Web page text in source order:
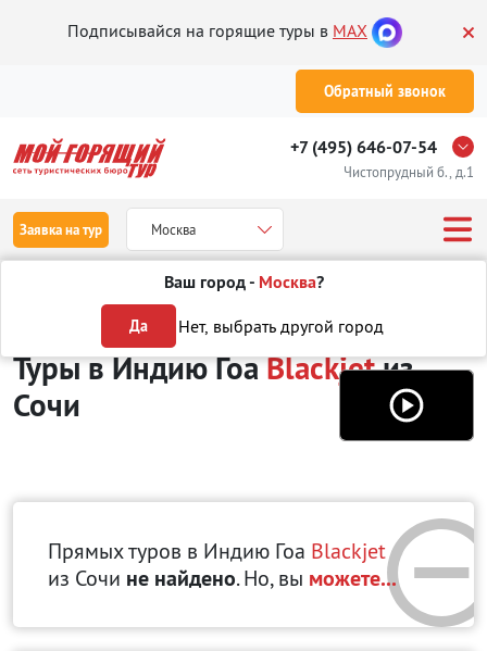
Подписывайся на горящие туры в MAX
Обратный звонок
+7 (495) 646-07-54
Чистопрудный б., д.1
Заявка на тур Москва
Ваш город - Москва?
Да Нет, выбрать другой город
Отдых в Индии Гоа Blackjet
Туры в Индию ГоаBlackjetиз
Сочи
Прямых туров в Индию Гоа Blackjet
из Сочи не найдено. Но, вы можете...